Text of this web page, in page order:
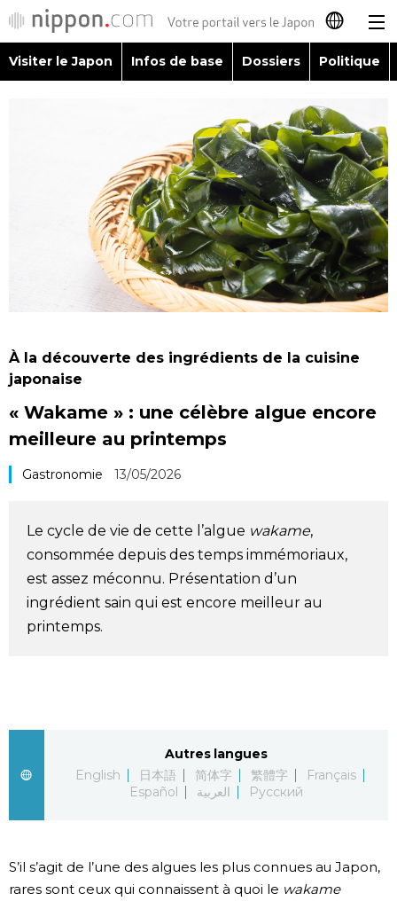
日本語
English
简体字
繁體字
Español
العربية
Visiter le Japon
Infos de base
Économie
Société
Culture
Gastronomie
Le japonais
En plus
Séries
Personnages
Images
Visiter le Japon Infos de base Dossiers Politique
À la découverte des ingrédients de la cuisine
japonaise
« Wakame » : une célèbre algue encore
meilleure au printemps
Gastronomie 13/05/2026
Le cycle de vie de cette l’algue wakame,
consommée depuis des temps immémoriaux,
est assez méconnu. Présentation d’un
ingrédient sain qui est encore meilleur au
printemps.
Autres langues
English
日本語 简体字 繁體字
Français
Español
العربية Русский
S’il s’agit de l’une des algues les plus connues au Japon,
rares sont ceux qui connaissent à quoi le wakame